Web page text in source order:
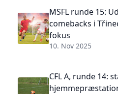
MSFL runde 15:
comebacks i
fokus
10. Nov 2025
CFL A, runde 14: